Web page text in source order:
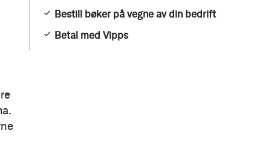
Bestill bøker på vegne av din bedrift
Betal med Vipps